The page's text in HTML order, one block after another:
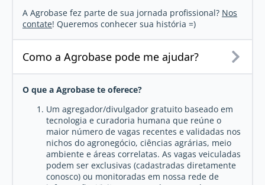
A Agrobase fez parte de sua jornada profissional? Nos
contate! Queremos conhecer sua história =)
Como a Agrobase pode me ajudar?
O que a Agrobase te oferece?
Um agregador/divulgador gratuito baseado em
tecnologia e curadoria humana que reúne o
maior número de vagas recentes e validadas nos
nichos do agronegócio, ciências agrárias, meio
ambiente e áreas correlatas. As vagas veiculadas
podem ser exclusivas (cadastradas diretamente
conosco) ou monitoradas em nossa rede de